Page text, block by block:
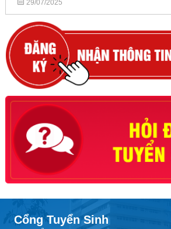
29/07/2025
Cổng Tuyển Sinh